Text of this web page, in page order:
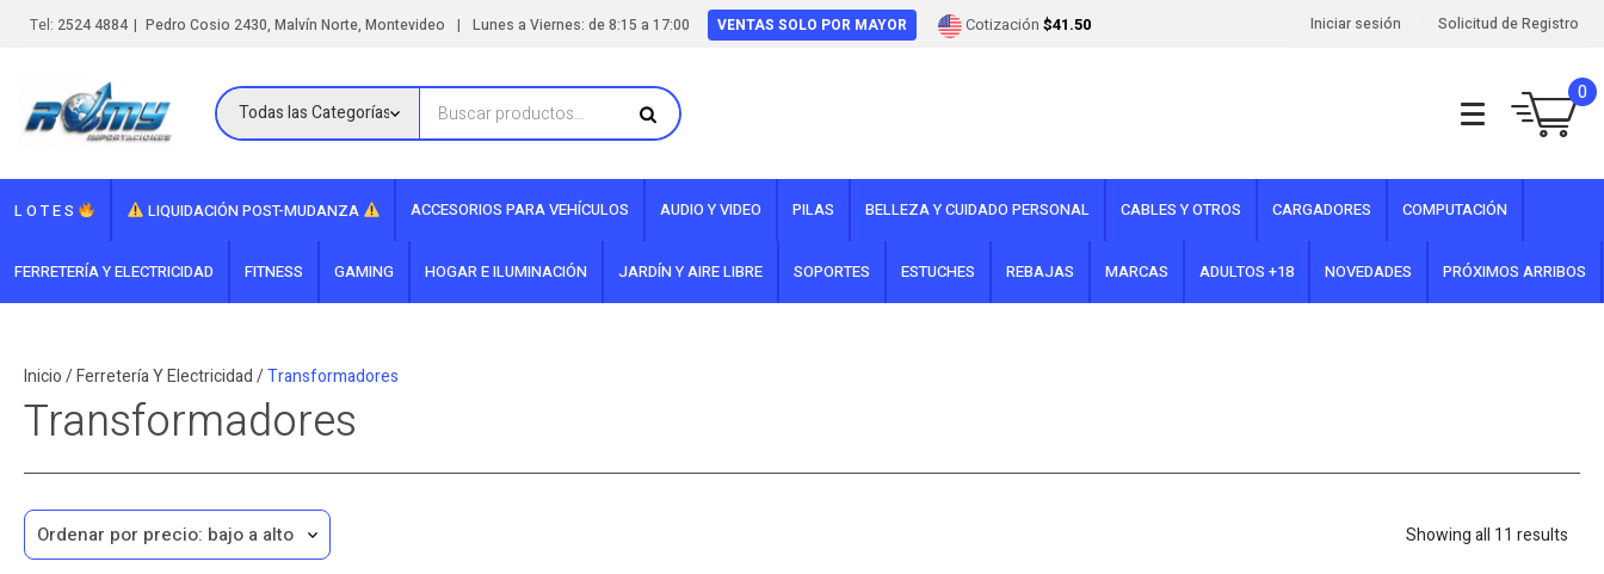
Iniciar sesión Solicitud de Registro
Tel: 2524 4884 | Pedro Cosio 2430, Malvín Norte, Montevideo | Lunes a Viernes: de 8:15 a 17:00 VENTAS SOLO POR MAYOR Cotización $41.50
0
L O T E S LIQUIDACIÓN POST-MUDANZA ACCESORIOS PARA VEHÍCULOS AUDIO Y VIDEO PILAS BELLEZA Y CUIDADO PERSONAL CABLES Y OTROS CARGADORES COMPUTACIÓN
FERRETERÍA Y ELECTRICIDAD FITNESS GAMING HOGAR E ILUMINACIÓN JARDÍN Y AIRE LIBRE SOPORTES ESTUCHES REBAJAS MARCAS ADULTOS +18 NOVEDADES PRÓXIMOS ARRIBOS
Inicio/Ferretería Y Electricidad/Transformadores
Transformadores
Showing all 11 results